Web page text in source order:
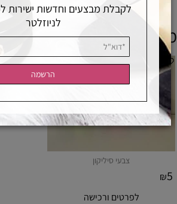
מוצרים משלימים
צבעי סיליקון
₪5
לפרטים ורכישה
לקבלת מבצעים וחדשות ישירות
לניוזלטר